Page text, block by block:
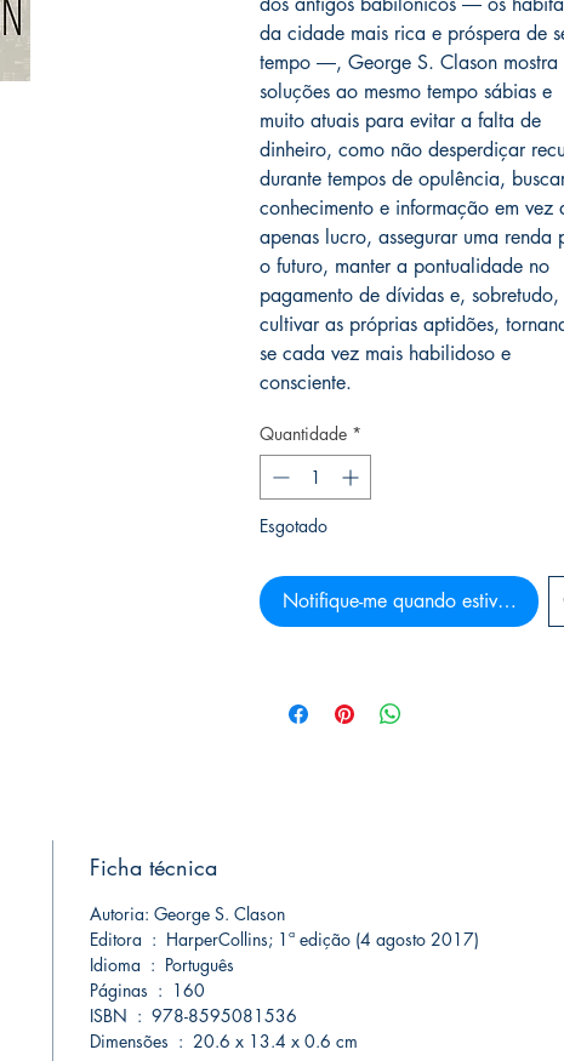
da cidade mais rica e próspera de
tempo ―, George S. Clason mostra
soluções ao mesmo tempo sábias e
muito atuais para evitar a falta de
dinheiro, como não desperdiçar
durante tempos de opulência,
conhecimento e informação em vez
apenas lucro, assegurar uma renda
o futuro, manter a pontualidade no
pagamento de dívidas e, sobretudo,
cultivar as próprias aptidões,
se cada vez mais habilidoso e
consciente.
Quantidade *
Esgotado
Notifique-me quando estiver
Ficha técnica
Autoria: George S. Clason
Editora ‏ : ‎ HarperCollins; 1ª edição (4 agosto 2017)
Idioma ‏ : ‎ Português
Páginas ‏ : ‎ 160
ISBN ‏ : ‎ 978-8595081536
Dimensões ‏ : ‎ 20.6 x 13.4 x 0.6 cm